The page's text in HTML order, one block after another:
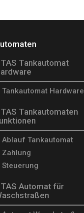
Tankautomat
Tankautomat Hardware
Tankautomaten
Ablauf Tankautomat
Zahlung
Steuerung
Automat für